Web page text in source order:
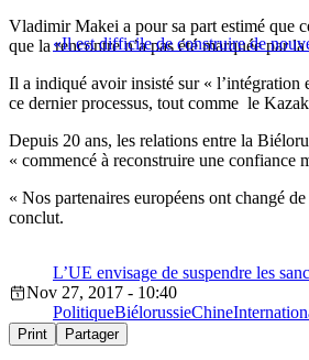
«Il est difficile de construire de
Vladimir Makei a pour sa part estimé que
que la rencontre n’a pas été marquée par
Il a indiqué avoir insisté sur « l’intégration
ce dernier processus, tout comme le
Depuis 20 ans, les relations entre la
« commencé à reconstruire une confiance
« Nos partenaires européens ont changé
conclut.
L’UE envisage de suspendre les
Nov 27, 2017 - 10:40
PolitiqueBiélorussieChine
Print Partager